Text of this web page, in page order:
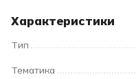
Характеристики
Тип
Тематика